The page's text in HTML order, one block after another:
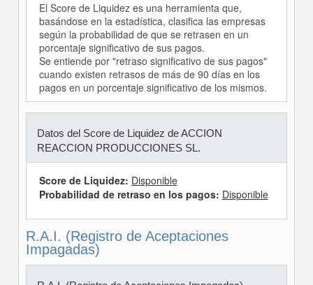
El Score de Liquidez es una herramienta que,
basándose en la estadística, clasifica las empresas
según la probabilidad de que se retrasen en un
porcentaje significativo de sus pagos.
Se entiende por "retraso significativo de sus pagos"
cuando existen retrasos de más de 90 días en los
pagos en un porcentaje significativo de los mismos.
Datos del Score de Liquidez de ACCION
REACCION PRODUCCIONES SL.
Score de Liquidez: Disponible
Probabilidad de retraso en los pagos: Disponible
R.A.I. (Registro de Aceptaciones
Impagadas)